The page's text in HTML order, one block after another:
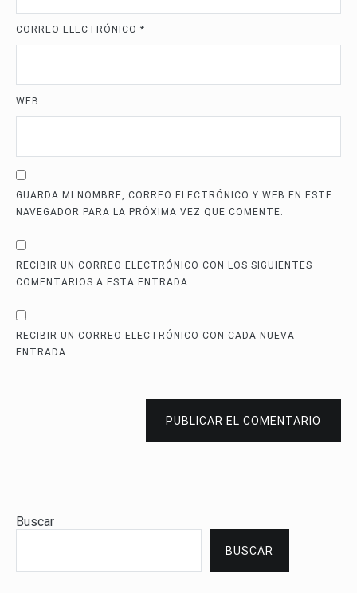
CORREO ELECTRÓNICO *
WEB
GUARDA MI NOMBRE, CORREO ELECTRÓNICO Y WEB EN ESTE
NAVEGADOR PARA LA PRÓXIMA VEZ QUE COMENTE.
RECIBIR UN CORREO ELECTRÓNICO CON LOS SIGUIENTES
COMENTARIOS A ESTA ENTRADA.
RECIBIR UN CORREO ELECTRÓNICO CON CADA NUEVA
ENTRADA.
PUBLICAR EL COMENTARIO
Buscar
BUSCAR